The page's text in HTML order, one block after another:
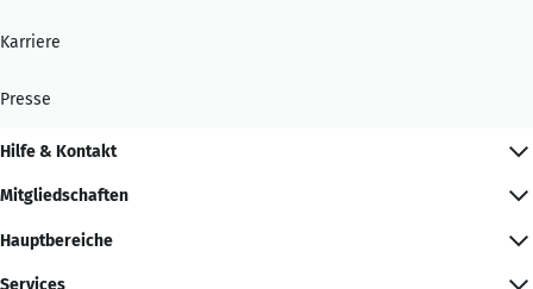
Karriere
Presse
Hilfe & Kontakt
Mitgliedschaften
Hauptbereiche
Services